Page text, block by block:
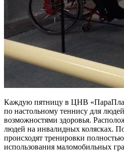
Каждую пятницу в ЦНВ
по настольному теннису для
возможностями здоровья.
людей на инвалидных колясках.
происходят тренировки
использования маломобильных